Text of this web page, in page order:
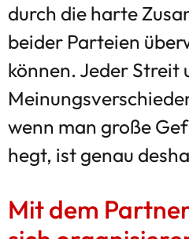
durch die harte
beider Parteien
können. Jeder Streit
wenn man große
hegt, ist genau
Mit dem